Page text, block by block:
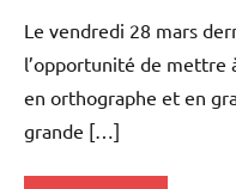
Le vendredi 28 mars
l’opportunité de mettre
en orthographe et en
grande […]